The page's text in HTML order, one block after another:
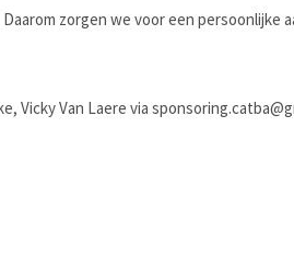
zorgen we voor een
Van Laere via